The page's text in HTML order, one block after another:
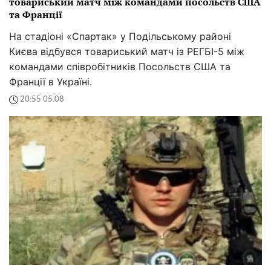
та Франції
На стадіоні «Спартак» у Подільському районі
Києва відбувся товариський матч із РЕГБІ-5 між
командами співробітників Посольств США та
Франції в Україні.
20:55 05.08